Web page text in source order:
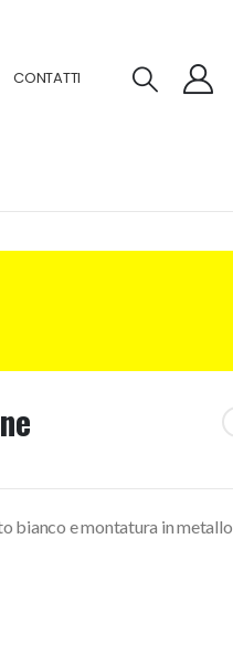
CONTATTI
bianco e montatura in metallo